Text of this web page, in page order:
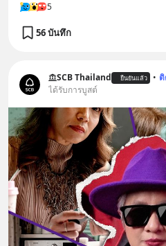
5
56 บันทึก
SCB Thailand ยืนยันแล้ว •
ได้รับการบูสต์